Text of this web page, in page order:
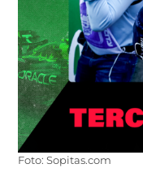
Foto: Sopitas.com